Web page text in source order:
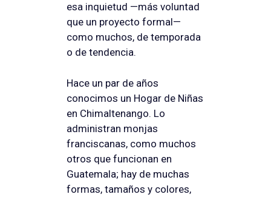
esa inquietud —más voluntad
que un proyecto formal—
como muchos, de temporada
o de tendencia.
Hace un par de años
conocimos un Hogar de Niñas
en Chimaltenango. Lo
administran monjas
franciscanas, como muchos
otros que funcionan en
Guatemala; hay de muchas
formas, tamaños y colores,